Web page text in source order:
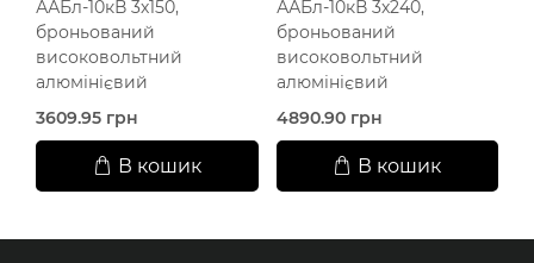
ААБл-10кВ 3х150,
броньований
високовольтний
алюмінієвий
3609.95 грн
В кошик
ААБл-10кВ 3х240,
броньований
високовольтний
алюмінієвий
4890.90 грн
В кошик